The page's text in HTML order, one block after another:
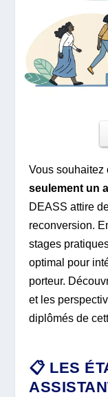
Vous souhaitez
seulement un
DEASS attire
reconversion.
stages
optimal pour
porteur.
et les
diplômés de
📋 LES